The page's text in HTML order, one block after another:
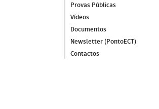
Provas Públicas
Vídeos
Documentos
Newsletter (PontoECT)
Contactos